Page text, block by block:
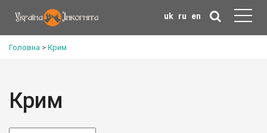
uk ru en
Головна > Крим
Крим